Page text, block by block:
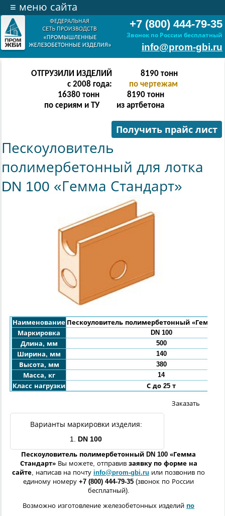
+7 (800) 444-79-35
Звонок по России бесплатный
info@prom-gbi.ru
≡ меню сайта
ОТГРУЗИЛИ ИЗДЕЛИЙ
с 2008 года:
16382тонн
по чертежам
32764 тонн
по сериям и ТУ
16382 тонн
из артбетона
Получить прайс лист
Пескоуловитель
полимербетонный для лотка
DN 100 «Гемма Стандарт»
Наименование Пескоуловитель полимербетонный «Гемма
Маркировка
DN 100
Длина, мм
500
Ширина, мм
140
Высота, мм
380
Масса, кг
14
Класс нагрузки
С до 25 т
Варианты маркировки изделия:
1.
DN 100
Заказать
Пескоуловитель полимербетонный DN 100 «Гемма
Стандарт» Вы можете, отправив заявку по форме на
сайте, написав на почту info@prom-gbi.ru или позвонив по
единому номеру +7 (800) 444-79-35 (звонок по России
бесплатный).
Возможно изготовление железобетонных изделий по